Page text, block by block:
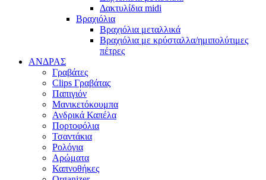
Δακτυλίδια midi
Βραχιόλια
Βραχιόλια μεταλλικά
Βραχιόλια με κρύσταλλα/ημιπολύτιμες
πέτρες
ΑΝΔΡΑΣ
Γραβάτες
Clips Γραβάτας
Παπιγιόν
Μανικετόκουμπα
Ανδρικά Καπέλα
Πορτοφόλια
Τσαντάκια
Ρολόγια
Αρώματα
Καπνοθήκες